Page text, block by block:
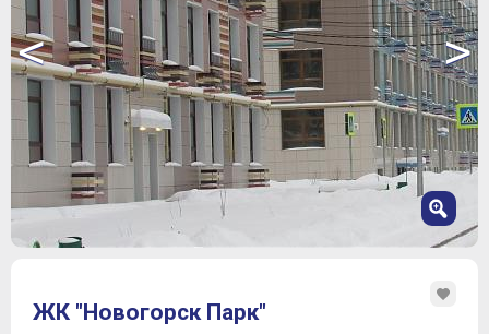
< >
3
ЖК "Новогорск Парк"